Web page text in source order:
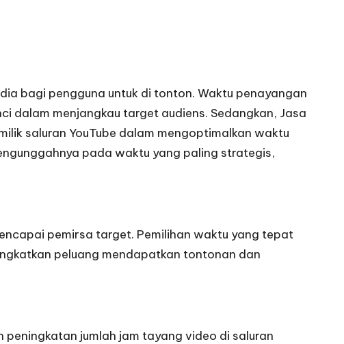
bagi pengguna untuk di tonton. Waktu penayangan
dalam menjangkau target audiens. Sedangkan, Jasa
saluran YouTube dalam mengoptimalkan waktu
pada waktu yang paling strategis,
pemirsa target. Pemilihan waktu yang tepat
peluang mendapatkan tontonan dan
peningkatan jumlah jam tayang video di saluran